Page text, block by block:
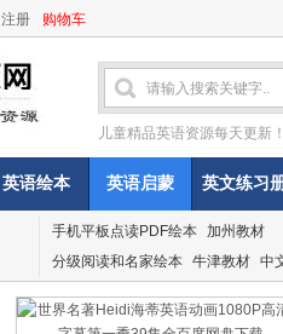
注册 购物车
儿童精品英语资源每天更新
英语绘本 英语启蒙 英文练习
手机平板点读PDF绘本 加州教材
分级阅读和名家绘本 牛津教材 中